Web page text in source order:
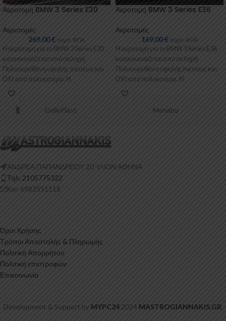
Αεροτομή BMW 3 Series E30
Αεροτομές
269,00€ συμπ. ΦΠΑ
Η αεροτομή για το BMW 3 Series E30
κατασκευάζεται από σκληρή
Πολυουρεθάνη υψηλής πιέσεως και
ΟΧΙ από πολυεστέρα. Η
Πολυουρεθάνη
Αεροτομή BMW 3 Series E36
Αεροτομές
169,00€ συμπ. ΦΠΑ
Η αεροτομή για το BMW 3 Series E36
κατασκευάζεται από σκληρή
Πολυουρεθάνη υψηλής πιέσεως και
ΟΧΙ από πολυεστέρα. Η
Πολυουρεθάνη
GellyPlast Menabo
ΑΝΔΡΕΑ ΠΑΠΑΝΔΡΕΟΥ 20 ‘ΙΛΙΟΝ ΑΘΗΝΑ
Τηλ: 2105775322
Κιν: 6982551118
Όροι Χρήσης
Τρόποι Αποστολής & Πληρωμής
Πολιτική Απορρήτου
Πολιτική επιστροφών
Επικοινωνία
Development & Support by MYPC242024 MASTROGIANNAKIS.GR.